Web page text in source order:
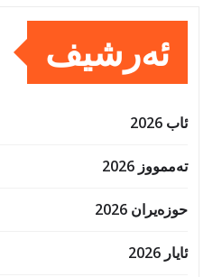
ئەرشیف
ئاب 2026
تەممووز 2026
حوزه‌یران 2026
ئایار 2026